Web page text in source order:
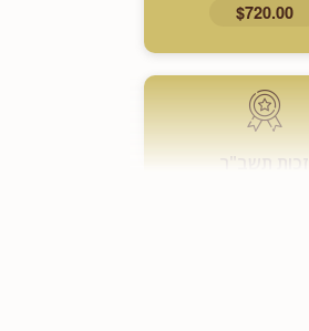
$720.00
זכות תשב"ר